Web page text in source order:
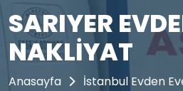
SARIYER
NAKLIYAT
Anasayfa
İstanbul Evden